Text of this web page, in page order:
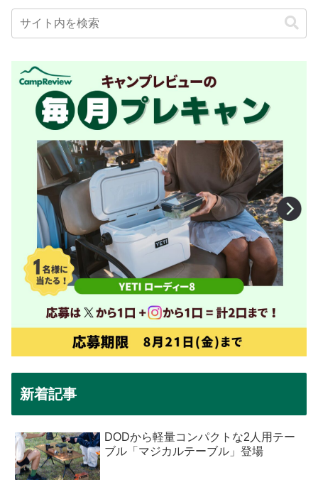
新着記事
DODから軽量コンパクトな2人用テー
ブル「マジカルテーブル」登場